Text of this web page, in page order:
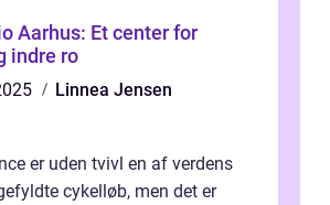
Aarhus: Et center for
indre ro
Linnea Jensen
er uden tvivl en af verdens
cykelløb, men det er